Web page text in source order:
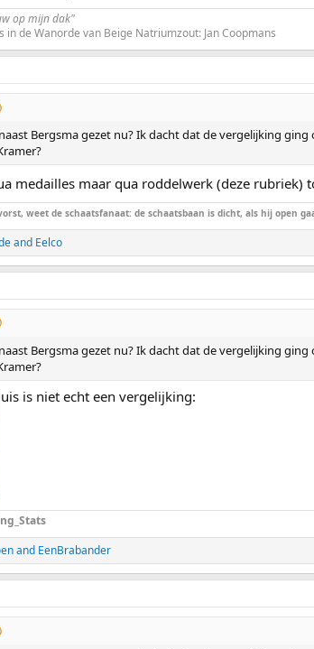
op mijn dak"
in de Wanorde van Beige Natriumzout: Jan Coopmans
Bergsma gezet nu? Ik dacht dat de vergelijking
medailles maar qua roddelwerk (deze rubriek)
weet de schaatsfanaat: de schaatsbaan is dicht, als hij open
and Eelco
Bergsma gezet nu? Ik dacht dat de vergelijking
is niet echt een vergelijking:
and EenBrabander